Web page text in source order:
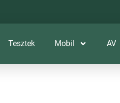
Tesztek Mobil AV